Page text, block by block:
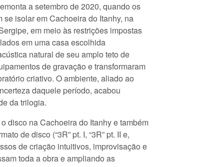
a setembro de 2020, quando os
se isolar em Cachoeira do Itanhy, na
em meio às restrições impostas
em uma casa escolhida
natural de seu amplo teto de
de gravação e transformaram
criativo. O ambiente, aliado ao
daquele período, acabou
da trilogia.
disco na Cachoeira do Itanhy e também
de disco (“3R” pt. I, “3R” pt. II e,
de criação intuitivos, improvisação e
toda a obra e ampliando as